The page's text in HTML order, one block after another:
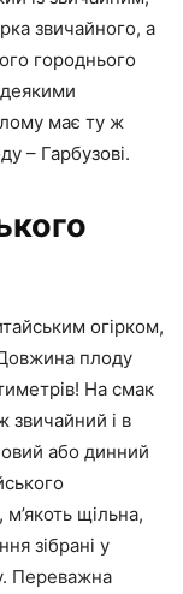
звичайного, а
городнього
має ту ж
– Гарбузові.
огірком,
плоду
На смак
звичайний і в
або динний
щільна,
зібрані у
Переважна